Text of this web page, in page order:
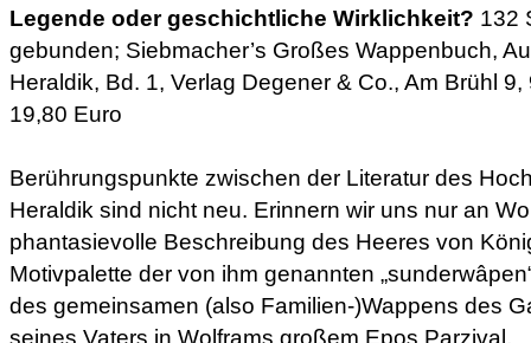
Legende oder geschichtliche Wirklichkeit? 132
gebunden; Siebmacher’s Großes Wappenbuch,
Heraldik, Bd. 1, Verlag Degener & Co., Am Brühl
19,80 Euro
Berührungspunkte zwischen der Literatur des
Heraldik sind nicht neu. Erinnern wir uns nur an
phantasievolle Beschreibung des Heeres von
Motivpalette der von ihm genannten
des gemeinsamen (also Familien-)Wappens des
seines Vaters in Wolframs großem Epos Parzival.